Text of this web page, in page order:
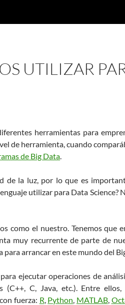
UTILIZAR
herramientas para
de herramienta, cuando
de Big Data.
de la luz, por lo que es
utilizar para Data Science?
como el nuestro. Tenemos que
muy recurrente de parte de
para arrancar en este mundo del
ejecutar operaciones de
C, Java, etc.). Entre ellos,
fuerza: R, Python, MATLAB,